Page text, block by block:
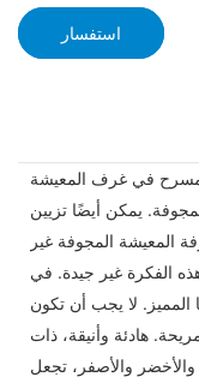
استفسار
في غرف المعيشة
يمكن أيضًا تزيين
المعيشة المجوفة غير
الفكرة غير جيدة. في
المميز. لا يجب أن تكون
هادئة وأنيقة، ذات
والأخضر والأصفر، تجعل